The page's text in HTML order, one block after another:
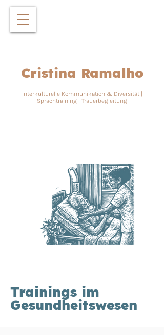
Cristina Ramalho
Interkulturelle Kommunikation & Diversität |
Sprachtraining | Trauerbegleitung
Trainings im
Gesundheitswesen